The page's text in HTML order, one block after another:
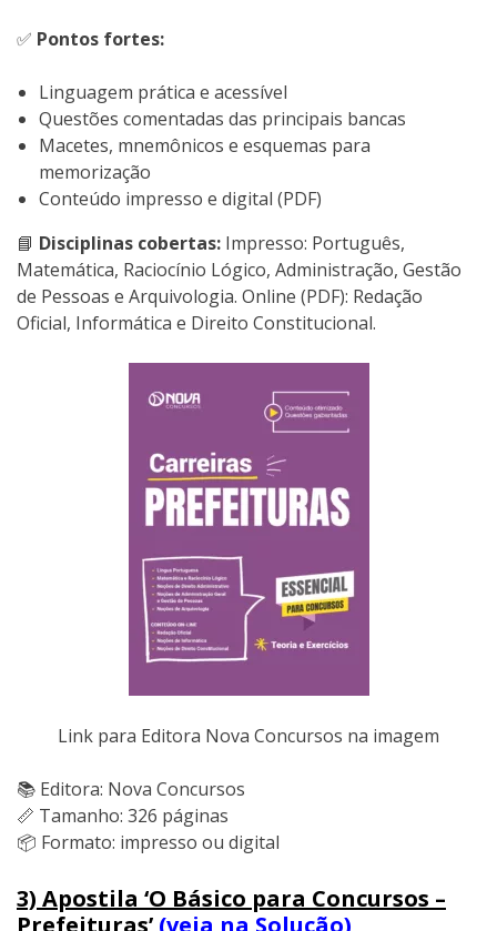
✅ Pontos fortes:
Linguagem prática e acessível
Questões comentadas das principais bancas
Macetes, mnemônicos e esquemas para
memorização
Conteúdo impresso e digital (PDF)
📘 Disciplinas cobertas: Impresso: Português,
Matemática, Raciocínio Lógico, Administração, Gestão
de Pessoas e Arquivologia. Online (PDF): Redação
Oficial, Informática e Direito Constitucional.
Link para Editora Nova Concursos na imagem
📚 Editora: Nova Concursos
📏 Tamanho: 326 páginas
📦 Formato: impresso ou digital
3) Apostila ‘O Básico para Concursos –
Prefeituras’ (veja na Solução)